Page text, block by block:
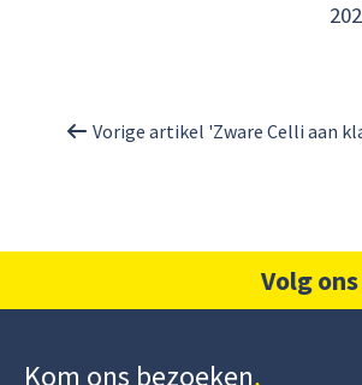
Vorige artikel 'Zware Celli aan
Volg
Kom ons bezoeken